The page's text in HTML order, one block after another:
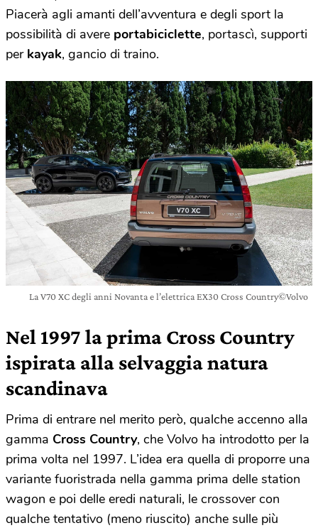
Piacerà agli amanti dell’avventura e degli sport la
possibilità di avere portabiciclette, portascì, supporti
per kayak, gancio di traino.
La V70 XC degli anni Novanta e l’elettrica EX30 Cross Country©Volvo
Nel 1997 la prima Cross Country
ispirata alla selvaggia natura
scandinava
Prima di entrare nel merito però, qualche accenno alla
gamma Cross Country, che Volvo ha introdotto per la
prima volta nel 1997. L’idea era quella di proporre una
variante fuoristrada nella gamma prima delle station
wagon e poi delle eredi naturali, le crossover con
qualche tentativo (meno riuscito) anche sulle più